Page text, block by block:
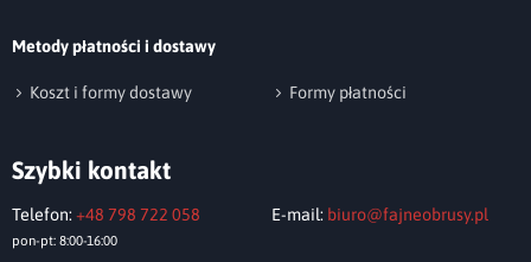
Metody płatności i dostawy
Koszt i formy dostawy Formy płatności
Szybki kontakt
Telefon: +48 798 722 058
pon-pt: 8:00-16:00
E-mail: biuro@fajneobrusy.pl